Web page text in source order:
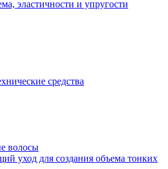
эластичности и упругости
средства
волосы
уход для создания объема тонких